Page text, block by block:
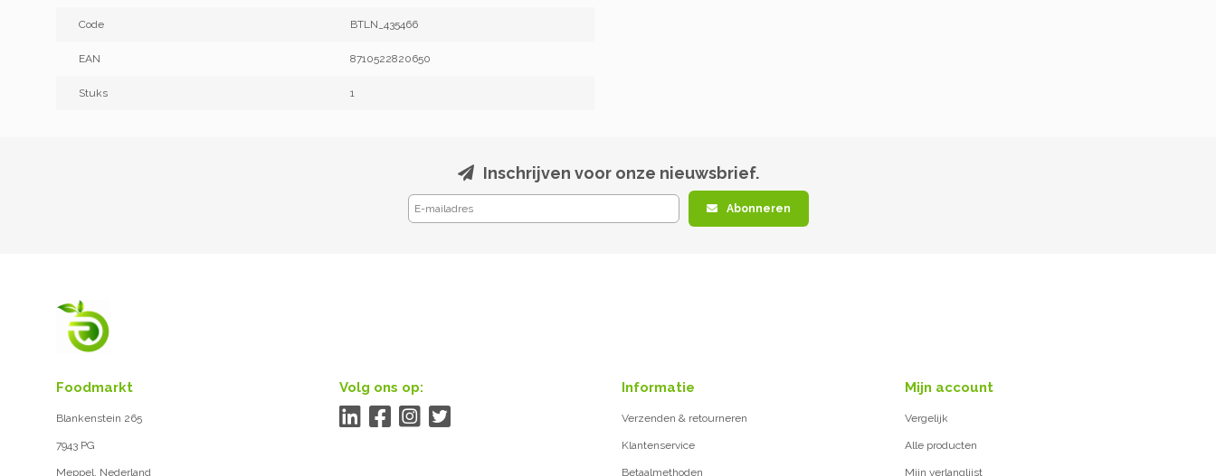
Code BTLN_435466
EAN 8710522820650
Stuks 1
Inschrijven voor onze nieuwsbrief.
Abonneren
Foodmarkt
Blankenstein 265
7943 PG
Meppel, Nederland
Volg ons op: Informatie
Verzenden & retourneren
Klantenservice
Betaalmethoden
Mijn account
Vergelijk
Alle producten
Mijn verlanglijst